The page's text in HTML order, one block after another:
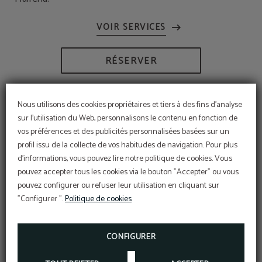
Nous utilisons des cookies propriétaires et tiers à des fins d'analyse
sur l'utilisation du Web, personnalisons le contenu en fonction de
vos préférences et des publicités personnalisées basées sur un
profil issu de la collecte de vos habitudes de navigation. Pour plus
d'informations, vous pouvez lire notre politique de cookies. Vous
pouvez accepter tous les cookies via le bouton "Accepter" ou vous
pouvez configurer ou refuser leur utilisation en cliquant sur
"Configurer ".Politique de cookies
CONFIGURER
RÉSERVER
Délicieux petit-déjeuner
PROFITEZ DE NOTRE EXQUIS PETIT-DÉJEUNER
BUFFET AVEC UNE GRANDE VARIÉTÉ DE PRODUITS.